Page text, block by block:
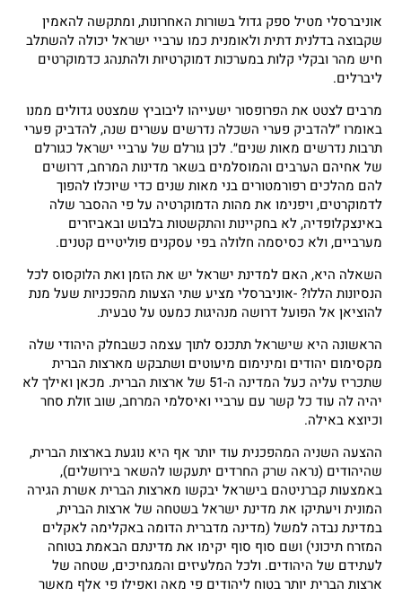
אוניברסלי מטיל ספק גדול בשורות האחרונות, ומתקשה להאמין
שקבוצה בדלנית דתית ולאומנית כמו ערביי ישראל יכולה להשתלב
חיש מהר ובקלי קלות במערכות דמוקרטיות ולהתנהג כדמוקרטים
ליברלים.
מרבים לצטט את הפרופסור ישעייהו ליבוביץ שמצטט גדולים ממנו
באומרו ״להדביק פערי השכלה נדרשים עשרים שנה, להדביק פערי
תרבות נדרשים מאות שנים״. לכן גורלם של ערביי ישראל כגורלם
של אחיהם הערבים והמוסלמים בשאר מדינות המרחב, דרושים
להם מהלכים רפורמטורים בני מאות שנים כדי שיוכלו להפוך
לדמוקרטים, ויפנימו את מהות הדמוקרטיה על פי ההסבר שלה
באינצקלופדיה, לא בחקיינות והתקשטות בלבוש ובאביזרים
מערביים, ולא כסיסמה חלולה בפי עסקנים פוליטיים קטנים.
השאלה היא, האם למדינת ישראל יש את הזמן ואת הלוקסוס לכל
הנסיונות הללו? -אוניברסלי מציע שתי הצעות מהפכניות שעל מנת
להוציאן אל הפועל דרושה מנהיגות כמעט על טבעית.
הראשונה היא שישראל תתכנס לתוך עצמה כשבחלק היהודי שלה
מקסימום יהודים ומינימום מיעוטים ושתבקש מארצות הברית
שתכריז עליה כעל המדינה ה-51 של ארצות הברית. מכאן ואילך לא
יהיה לה עוד כל קשר עם ערביי ואיסלמי המרחב, שוב זולת סחר
וכיוצא באילה.
ההצעה השניה המהפכנית עוד יותר אף היא נוגעת בארצות הברית,
שהיהודים (נראה שרק החרדים יתעקשו להשאר בירושלים),
באמצעות קברניטהם בישראל יבקשו מארצות הברית אשרת הגירה
המונית ויעתיקו את מדינת ישראל בשטחה של ארצות הברית,
במדינת נבדה למשל (מדינה מדברית הדומה באקלימה לאקלים
המזרח תיכוני) ושם סוף סוף יקימו את מדינתם הבאמת בטוחה
לעתידם של היהודים. ולכל המלעיזים והמגחיכים, שטחה של
ארצות הברית יותר בטוח ליהודים פי מאה ואפילו פי אלף מאשר